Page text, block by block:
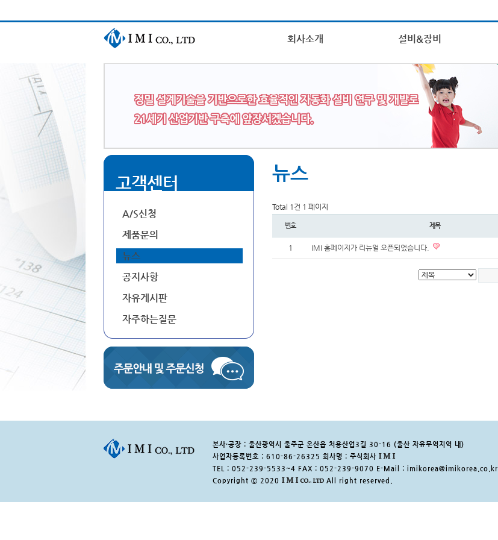
회사소개 설비&장비
고객센터
A/S신청
제품문의
뉴스
공지사항
자유게시판
자주하는질문
뉴스
Total 1건 1 페이지
번호 제목
1 IMI 홈페이지가 리뉴얼 오픈되었습니다.
본사·공장 : 울산광역시 울주군 온산읍 처용산업3길 30-16 (울산 자유무역지역 내)
사업자등록번호 : 610-86-26325 회사명 : 주식회사
TEL : 052-239-5533~4 FAX : 052-239-9070 E-Mail : imikorea@imikorea.co.kr
Copyright ⓒ 2020
All right reserved.